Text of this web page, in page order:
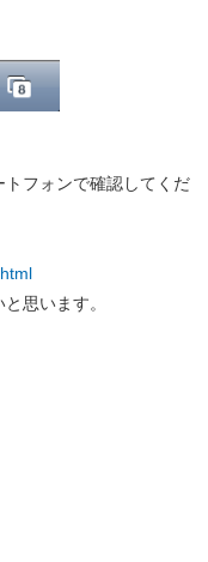
フォンで確認してくだ
思います。